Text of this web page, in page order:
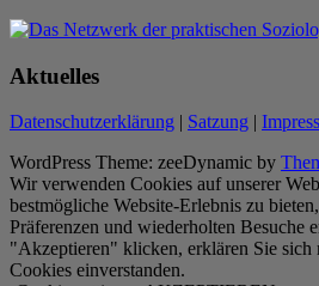
Aktuelles
Datenschutzerklärung | Satzung |
WordPress Theme: zeeDynamic by
Wir verwenden Cookies auf unserer
bestmögliche Website-Erlebnis zu
Präferenzen und wiederholten Besuche
"Akzeptieren" klicken, erklären Sie sich
Cookies einverstanden.